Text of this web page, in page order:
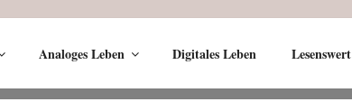
Analoges Leben Digitales Leben Lesenswert